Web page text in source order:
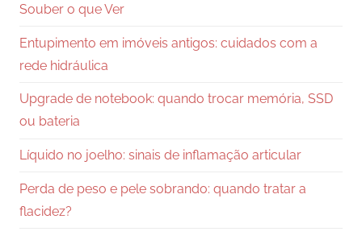
Souber o que Ver
Entupimento em imóveis antigos: cuidados com a
rede hidráulica
Upgrade de notebook: quando trocar memória, SSD
ou bateria
Líquido no joelho: sinais de inflamação articular
Perda de peso e pele sobrando: quando tratar a
flacidez?